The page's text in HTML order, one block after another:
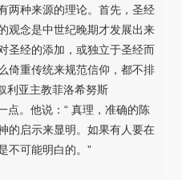
两种来源的理论。首先，圣经
观念是中世纪晚期才发展出来
圣经的添加，或独立于圣经而
倚重传统来规范信仰，都不排
利亚主教菲洛希努斯
点。他说：“ 真理，准确的陈
的启示来显明。如果有人要在
不可能明白的。”